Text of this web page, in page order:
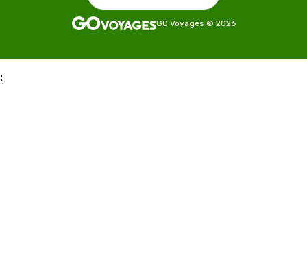
GO Voyages © 2026
;